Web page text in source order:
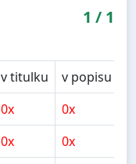
1 / 1
v titulku v popisu
0x 0x
0x 0x